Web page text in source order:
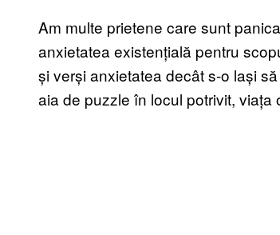
Am multe prietene care sunt
anxietatea existențială pentru
și verși anxietatea decât s-o lași
aia de puzzle în locul potrivit,